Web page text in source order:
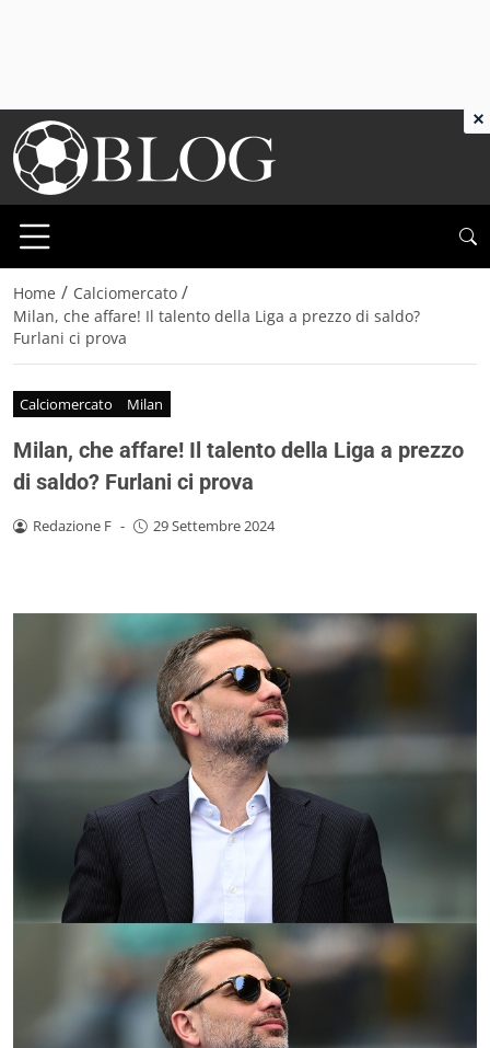
Home / Calciomercato /
Milan, che affare! Il talento della Liga a prezzo di saldo?
Furlani ci prova
Calciomercato Milan
Milan, che affare! Il talento della Liga a prezzo
di saldo? Furlani ci prova
Redazione F - 29 Settembre 2024
×